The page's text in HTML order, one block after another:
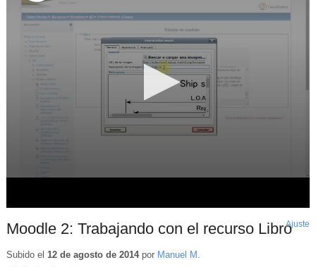
Moodle 2: Trabajando con el recurso LibroAjuste
Subido el 12 de agosto de 2014por Manuel M.